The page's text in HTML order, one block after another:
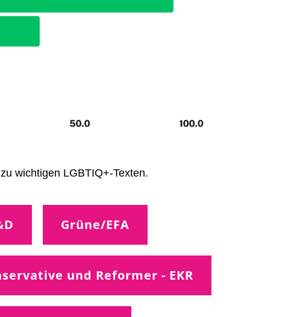
wichtigen LGBTIQ+-Texten.
Grüne/EFA
und Reformer - EKR